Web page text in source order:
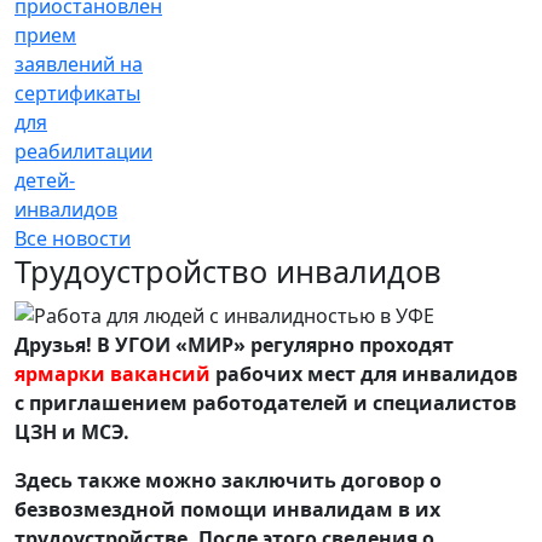
приостановлен
прием
заявлений на
сертификаты
для
реабилитации
детей-
инвалидов
Все новости
Трудоустройство инвалидов
Друзья! В УГОИ «МИР» регулярно проходят
ярмарки вакансий рабочих мест для инвалидов
с приглашением работодателей и специалистов
ЦЗН и МСЭ.
Здесь также можно заключить договор о
безвозмездной помощи инвалидам в их